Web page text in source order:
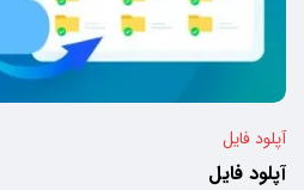
آپلود فایل
آپلود فایل